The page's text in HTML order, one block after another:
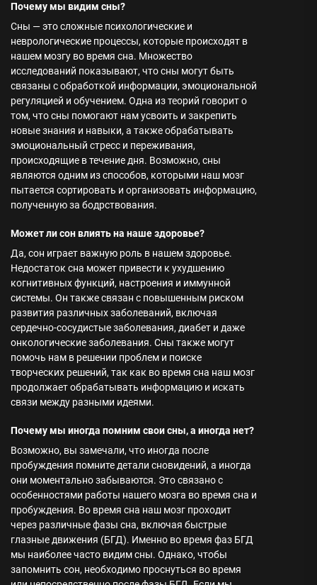
Почему мы видим сны?
Сны — это сложные психологические и
неврологические процессы, которые происходят в
нашем мозгу во время сна. Множество
исследований показывают, что сны могут быть
связаны с обработкой информации, эмоциональной
регуляцией и обучением. Одна из теорий говорит о
том, что сны помогают нам усвоить и закрепить
новые знания и навыки, а также обрабатывать
эмоциональный стресс и переживания,
происходящие в течение дня. Возможно, сны
являются одним из способов, которыми наш мозг
пытается сортировать и организовать информацию,
полученную за бодрствования.
Может ли сон влиять на наше здоровье?
Да, сон играет важную роль в нашем здоровье.
Недостаток сна может привести к ухудшению
когнитивных функций, настроения и иммунной
системы. Он также связан с повышенным риском
развития различных заболеваний, включая
сердечно-сосудистые заболевания, диабет и даже
онкологические заболевания. Сны также могут
помочь нам в решении проблем и поиске
творческих решений, так как во время сна наш мозг
продолжает обрабатывать информацию и искать
связи между разными идеями.
Почему мы иногда помним свои сны, а иногда нет?
Возможно, вы замечали, что иногда после
пробуждения помните детали сновидений, а иногда
они моментально забываются. Это связано с
особенностями работы нашего мозга во время сна и
пробуждения. Во время сна наш мозг проходит
через различные фазы сна, включая быстрые
глазные движения (БГД). Именно во время фаз БГД
мы наиболее часто видим сны. Однако, чтобы
запомнить сон, необходимо проснуться во время